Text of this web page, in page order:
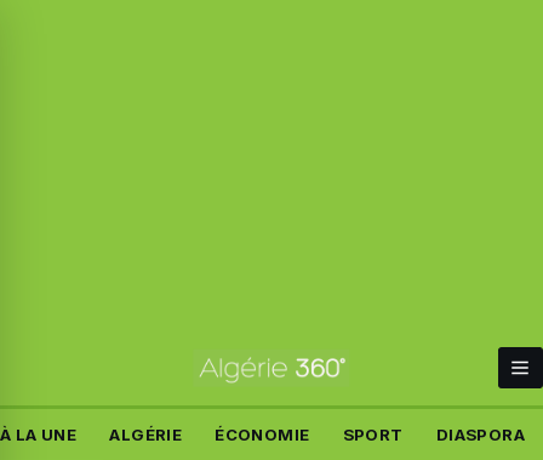
À LA UNE ALGÉRIE ÉCONOMIE SPORT DIASPORA